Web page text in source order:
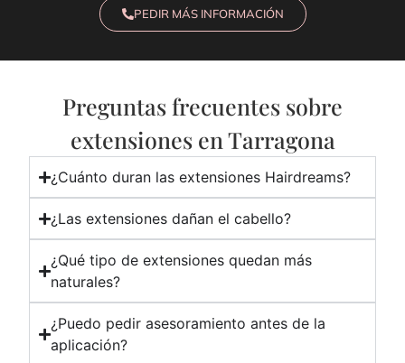
PEDIR MÁS INFORMACIÓN
Preguntas frecuentes sobre
extensiones en Tarragona
¿Cuánto duran las extensiones Hairdreams?
¿Las extensiones dañan el cabello?
¿Qué tipo de extensiones quedan más
naturales?
¿Puedo pedir asesoramiento antes de la
aplicación?